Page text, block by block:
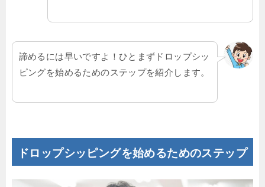
諦めるには早いですよ！ひとまずドロップシッ
ピングを始めるためのステップを紹介します。
ドロップシッピングを始めるためのステップ